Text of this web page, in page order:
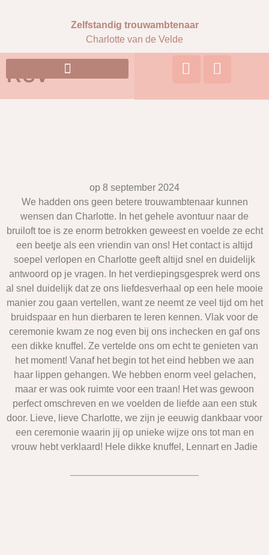
Zelfstandig trouwambtenaar
Charlotte van de Velde
Rev
op 8 september 2024
We hadden ons geen betere trouwambtenaar kunnen
wensen dan Charlotte. In het gehele avontuur naar de
bruiloft toe is ze enorm betrokken geweest en voelde ze echt
een beetje als een vriendin van ons! Het contact is altijd
soepel verlopen en Charlotte geeft altijd snel en duidelijk
antwoord op je vragen. In het verdiepingsgesprek werd ons
al snel duidelijk dat ze ons liefdesverhaal op een hele mooie
manier zou gaan vertellen, want ze neemt ze veel tijd om het
bruidspaar en hun dierbaren te leren kennen. Vlak voor de
ceremonie kwam ze nog even bij ons inchecken en gaf ons
een dikke knuffel. Ze vertelde ons om echt te genieten van
het moment! Vanaf het begin tot het eind hebben we aan
haar lippen gehangen. We hebben enorm veel gelachen,
maar er was ook ruimte voor een traan! Het was gewoon
perfect omschreven en we voelden de liefde aan een stuk
door. Lieve, lieve Charlotte, we zijn je eeuwig dankbaar voor
een ceremonie waarin jij op unieke wijze ons tot man en
vrouw hebt verklaard! Hele dikke knuffel, Lennart en Jadie